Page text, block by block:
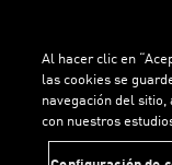
Términos y condiciones
Al hacer clic en
las cookies se
navegación del
con nuestros